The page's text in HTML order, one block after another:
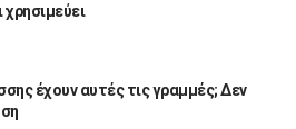
χρησιμεύει
έχουν αυτές τις γραμμές; Δεν